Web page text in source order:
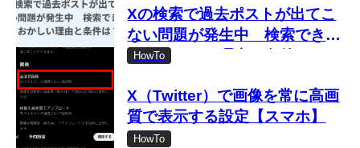
Xの検索で過去ポストが出てこ
ない問題が発生中 検索できな
い・おかしい理由と条件は？
HowTo
X（Twitter）で画像を常に高画
質で表示する設定【スマホ】
HowTo